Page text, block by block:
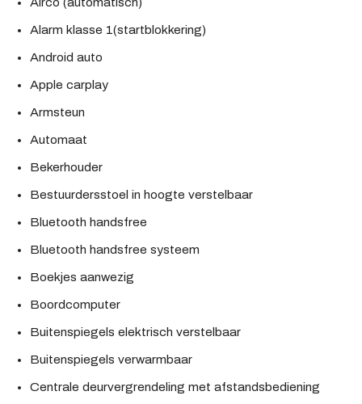
Airco (automatisch)
Alarm klasse 1(startblokkering)
Android auto
Apple carplay
Armsteun
Automaat
Bekerhouder
Bestuurdersstoel in hoogte verstelbaar
Bluetooth handsfree
Bluetooth handsfree systeem
Boekjes aanwezig
Boordcomputer
Buitenspiegels elektrisch verstelbaar
Buitenspiegels verwarmbaar
Centrale deurvergrendeling met afstandsbediening